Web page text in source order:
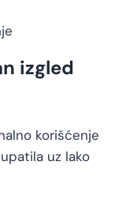
izgled
korišćenje
uz lako